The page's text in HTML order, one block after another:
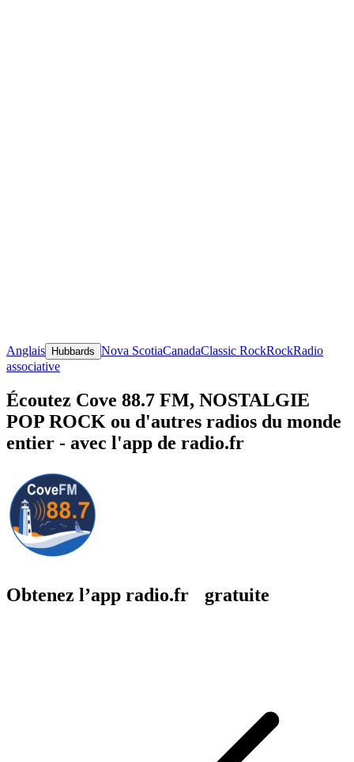
Anglais Hubbards Nova ScotiaCanadaClassic RockRockRadio
associative
Écoutez Cove 88.7 FM, NOSTALGIE
POP ROCK ou d'autres radios du monde
entier - avec l'app de radio.fr
Obtenez l’app radio.fr gratuite